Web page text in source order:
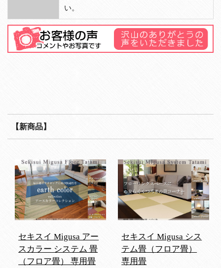
い。
【新商品】
セキスイ Migusa アー
スカラー システム 畳
（フロア畳） 専用畳
セキスイ Migusa シス
テム畳（フロア畳）
専用畳